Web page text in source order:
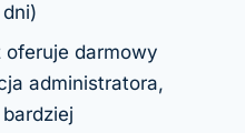
darmowy
administratora,